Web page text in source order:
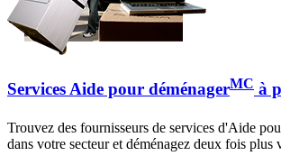
Services Aide pour déménagerMC à
Trouvez des fournisseurs de services d'Aide
dans votre secteur et déménagez deux fois plus